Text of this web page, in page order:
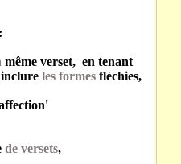
même verset, en tenant
inclureles formes fléchies,
de versets,